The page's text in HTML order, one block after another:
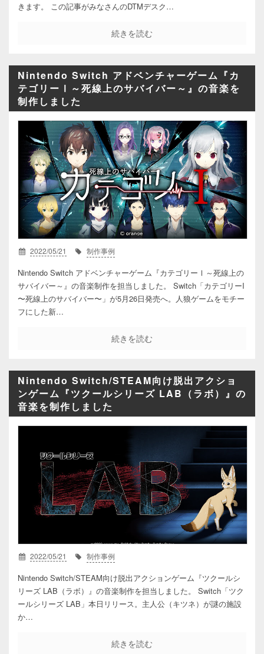
きます。 この記事がみなさんのDTMデスク…
続きを読む
Nintendo Switch アドベンチャーゲーム『カ
テゴリーⅠ～死線上のサバイバー～』の音楽を
制作しました
2022/05/21 制作事例
Nintendo Switch アドベンチャーゲーム『カテゴリーⅠ～死線上の
サバイバー～』の音楽制作を担当しました。 Switch「カテゴリーI
〜死線上のサバイバー〜」が5月26日発売へ。人狼ゲームをモチー
フにした新…
続きを読む
Nintendo Switch/STEAM向け脱出アクショ
ンゲーム『ツクールシリーズ LAB（ラボ）』の
音楽を制作しました
2022/05/21 制作事例
Nintendo Switch/STEAM向け脱出アクションゲーム『ツクールシ
リーズ LAB（ラボ）』の音楽制作を担当しました。 Switch「ツク
ールシリーズ LAB」本日リリース。主人公（キツネ）が謎の施設
か…
続きを読む